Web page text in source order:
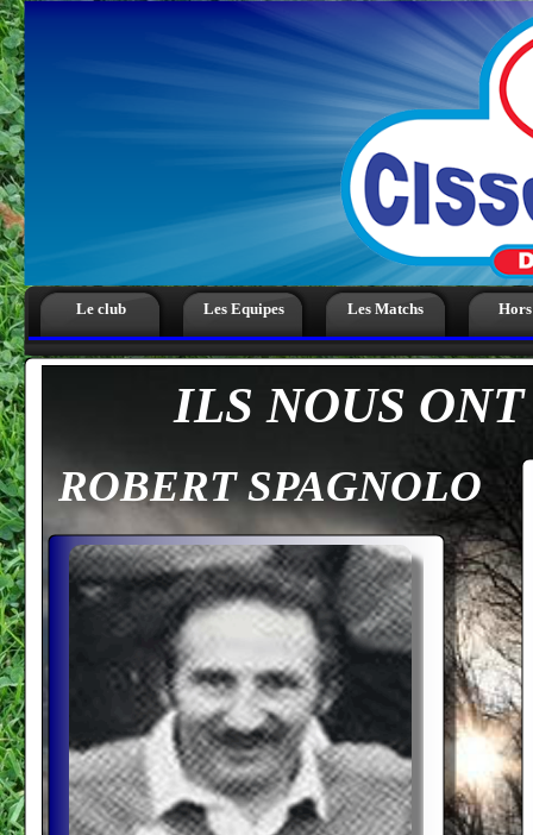
ILS NOUS
ROBERT SPAGNOLO
Le club Les Equipes Les Matchs